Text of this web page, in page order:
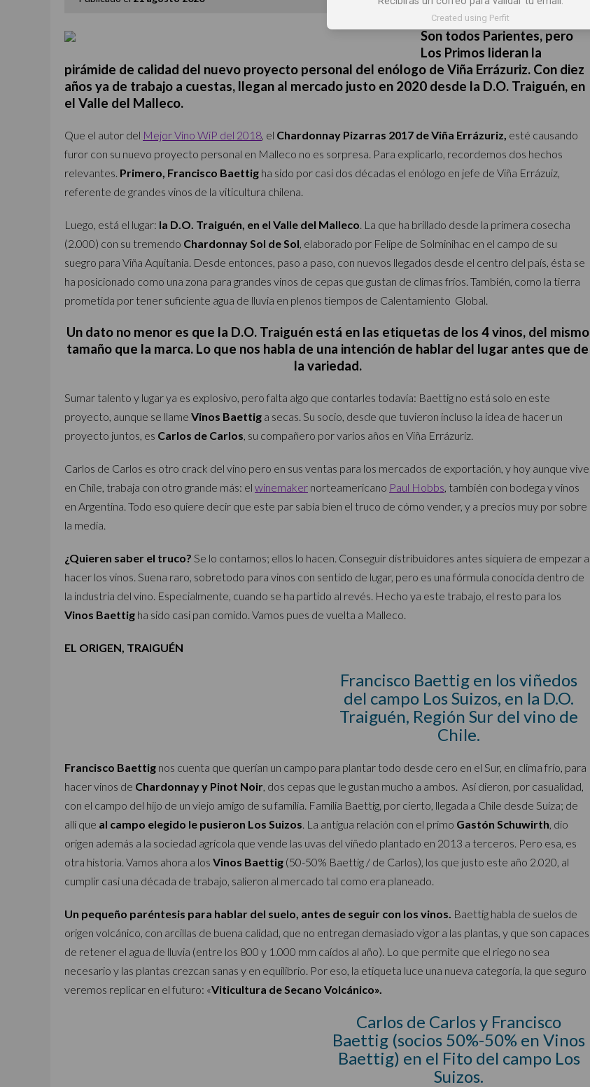
Son todos Parientes, pero
Los Primos lideran la
pirámide de calidad del nuevo proyecto personal del enólogo de Viña Errázuriz. Con diez
años ya de trabajo a cuestas, llegan al mercado justo en 2020 desde la D.O. Traiguén, en
el Valle del Malleco.
Que el autor del Mejor Vino WiP del 2018, el Chardonnay Pizarras 2017 de Viña Errázuriz, esté causando
furor con su nuevo proyecto personal en Malleco no es sorpresa. Para explicarlo, recordemos dos hechos
relevantes. Primero, Francisco Baettig ha sido por casi dos décadas el enólogo en jefe de Viña Errázuiz,
referente de grandes vinos de la viticultura chilena.
Luego, está el lugar: la D.O. Traiguén, en el Valle del Malleco. La que ha brillado desde la primera cosecha
(2.000) con su tremendo Chardonnay Sol de Sol, elaborado por Felipe de Solminihac en el campo de su
suegro para Viña Aquitania. Desde entonces, paso a paso, con nuevos llegados desde el centro del país, ésta se
ha posicionado como una zona para grandes vinos de cepas que gustan de climas fríos. También, como la tierra
prometida por tener suficiente agua de lluvia en plenos tiempos de Calentamiento Global.
Un dato no menor es que la D.O. Traiguén está en las etiquetas de los 4 vinos, del mismo
tamaño que la marca. Lo que nos habla de una intención de hablar del lugar antes que de
la variedad.
Sumar talento y lugar ya es explosivo, pero falta algo que contarles todavía: Baettig no está solo en este
proyecto, aunque se llame Vinos Baettig a secas. Su socio, desde que tuvieron incluso la idea de hacer un
proyecto juntos, es Carlos de Carlos, su compañero por varios años en Viña Errázuriz.
Carlos de Carlos es otro crack del vino pero en sus ventas para los mercados de exportación, y hoy aunque vive
en Chile, trabaja con otro grande más: el winemaker norteamericano Paul Hobbs, también con bodega y vinos
en Argentina. Todo eso quiere decir que este par sabía bien el truco de cómo vender, y a precios muy por sobre
la media.
¿Quieren saber el truco? Se lo contamos; ellos lo hacen. Conseguir distribuidores antes siquiera de empezar a
hacer los vinos. Suena raro, sobretodo para vinos con sentido de lugar, pero es una fórmula conocida dentro de
la industria del vino. Especialmente, cuando se ha partido al revés. Hecho ya este trabajo, el resto para los
Vinos Baettig ha sido casi pan comido. Vamos pues de vuelta a Malleco.
EL ORIGEN, TRAIGUÉN
Francisco Baettig en los viñedos
del campo Los Suizos, en la D.O.
Traiguén, Región Sur del vino de
Chile.
Francisco Baettig nos cuenta que querían un campo para plantar todo desde cero en el Sur, en clima frío, para
hacer vinos de Chardonnay y Pinot Noir, dos cepas que le gustan mucho a ambos. Así dieron, por casualidad,
con el campo del hijo de un viejo amigo de su familia. Familia Baettig, por cierto, llegada a Chile desde Suiza; de
allí que al campo elegido le pusieron Los Suizos. La antigua relación con el primo Gastón Schuwirth, dio
origen además a la sociedad agrícola que vende las uvas del viñedo plantado en 2013 a terceros. Pero esa, es
otra historia. Vamos ahora a los Vinos Baettig (50-50% Baettig / de Carlos), los que justo este año 2.020, al
cumplir casi una década de trabajo, salieron al mercado tal como era planeado.
Un pequeño paréntesis para hablar del suelo, antes de seguir con los vinos. Baettig habla de suelos de
origen volcánico, con arcillas de buena calidad, que no entregan demasiado vigor a las plantas, y que son capaces
de retener el agua de lluvia (entre los 800 y 1.000 mm caídos al año). Lo que permite que el riego no sea
necesario y las plantas crezcan sanas y en equilibrio. Por eso, la etiqueta luce una nueva categoría, la que seguro
veremos replicar en el futuro: «Viticultura de Secano Volcánico».
Carlos de Carlos y Francisco
Baettig (socios 50%-50% en Vinos
Baettig) en el Fito del campo Los
Suizos.
Created using Perfit